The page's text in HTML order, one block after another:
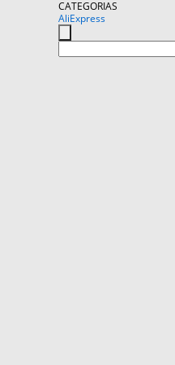
CATEGORIAS
AliExpress